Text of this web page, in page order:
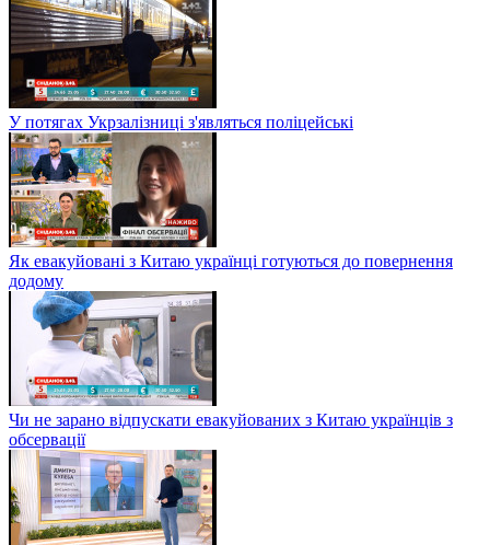
У потягах Укрзалізниці з'являться поліцейські
Як евакуйовані з Китаю українці готуються до повернення
додому
Чи не зарано відпускати евакуйованих з Китаю українців з
обсервації